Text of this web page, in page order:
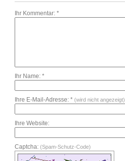
Ihr Kommentar: *
Ihr Name: *
Ihre E-Mail-Adresse: * (wird nicht angezeigt)
Ihre Website:
Captcha: (Spam-Schutz-Code)